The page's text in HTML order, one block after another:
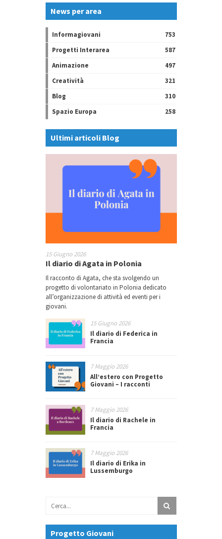
News per area
Informagiovani
753
Progetti Interarea
587
Animazione
497
Creatività
321
Blog
310
Spazio Europa
258
Ultimi articoli Blog
15 Giugno 2026
Il diario di Agata in Polonia
Il racconto di Agata, che sta svolgendo un
progetto di volontariato in Polonia dedicato
all’organizzazione di attività ed eventi per i
giovani.
15 Giugno 2026
Il diario di Federica in
Francia
7 Maggio 2026
All’estero con Progetto
Giovani – I racconti
7 Maggio 2026
Il diario di Rachele in
Francia
7 Maggio 2026
Il diario di Erika in
Lussemburgo
Progetto Giovani